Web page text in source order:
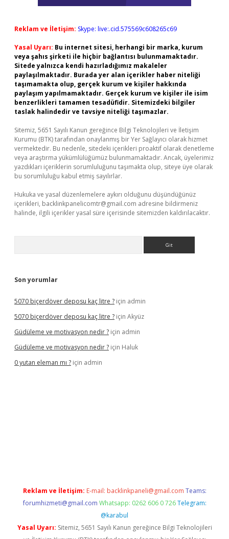
Reklam ve İletişim: Skype: live:.cid.575569c608265c69
Yasal Uyarı: Bu internet sitesi, herhangi bir marka, kurum
veya şahıs şirketi ile hiçbir bağlantısı bulunmamaktadır.
Sitede yalnızca kendi hazırladığımız makaleler
paylaşılmaktadır. Burada yer alan içerikler haber niteliği
taşımamakta olup, gerçek kurum ve kişiler hakkında
paylaşım yapılmamaktadır. Gerçek kurum ve kişiler ile isim
benzerlikleri tamamen tesadüfidir. Sitemizdeki bilgiler
taslak halindedir ve tavsiye niteliği taşımazlar.
Sitemiz, 5651 Sayılı Kanun gereğince Bilgi Teknolojileri ve İletişim
Kurumu (BTK) tarafından onaylanmış bir Yer Sağlayıcı olarak hizmet
vermektedir. Bu nedenle, sitedeki içerikleri proaktif olarak denetleme
veya araştırma yükümlülüğümüz bulunmamaktadır. Ancak, üyelerimiz
yazdıkları içeriklerin sorumluluğunu taşımakta olup, siteye üye olarak
bu sorumluluğu kabul etmiş sayılırlar.
Hukuka ve yasal düzenlemelere aykırı olduğunu düşündüğünüz
içerikleri, backlinkpanelicomtr@gmail.com adresine bildirmeniz
halinde, ilgili içerikler yasal süre içerisinde sitemizden kaldırılacaktır.
Son yorumlar
5070 biçerdöver deposu kaç litre ? için admin
5070 biçerdöver deposu kaç litre ? için Akyüz
Güdüleme ve motivasyon nedir ? için admin
Güdüleme ve motivasyon nedir ? için Haluk
0 yutan eleman mı ? için admin
Reklam ve İletişim: E-mail: backlinkpaneli@gmail.com Teams:
forumhizmeti@gmail.com Whatsapp: 0262 606 0 726 Telegram:
@karabul
Yasal Uyarı: Sitemiz, 5651 Sayılı Kanun gereğince Bilgi Teknolojileri